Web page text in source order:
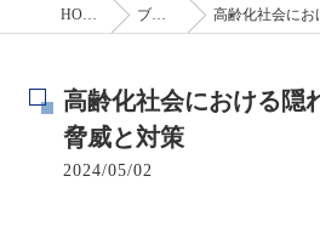
HOME ブログ 高齢化社会におけ
高齢化社会における隠
脅威と対策
2024/05/02